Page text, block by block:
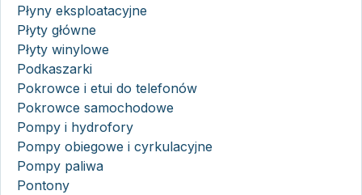
Płyny eksploatacyjne
Płyty główne
Płyty winylowe
Podkaszarki
Pokrowce i etui do telefonów
Pokrowce samochodowe
Pompy i hydrofory
Pompy obiegowe i cyrkulacyjne
Pompy paliwa
Pontony